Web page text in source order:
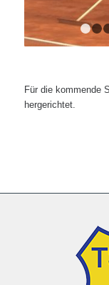
Für die kommende
hergerichtet.